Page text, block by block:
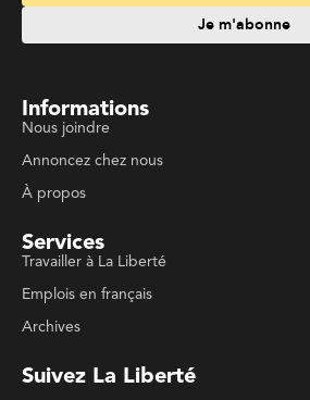
Je m'abonne
Informations
Nous joindre
Annoncez chez nous
À propos
Services
Travailler à La Liberté
Emplois en français
Archives
Suivez La Liberté